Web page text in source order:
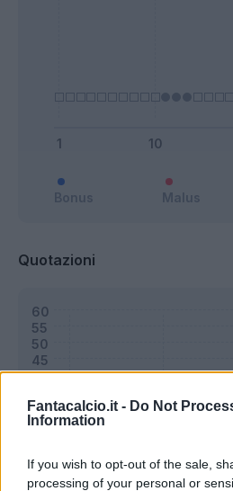
Fantacalcio.it - Do Not
Information
If you wish to opt-out of the sale,
processing of your personal or
Bonus Malus
Quotazioni